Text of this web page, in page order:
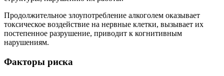
Продолжительное злоупотребление алкоголем оказывает
токсическое воздействие на нервные клетки, вызывает их
постепенное разрушение, приводит к когнитивным
нарушениям.
Факторы риска